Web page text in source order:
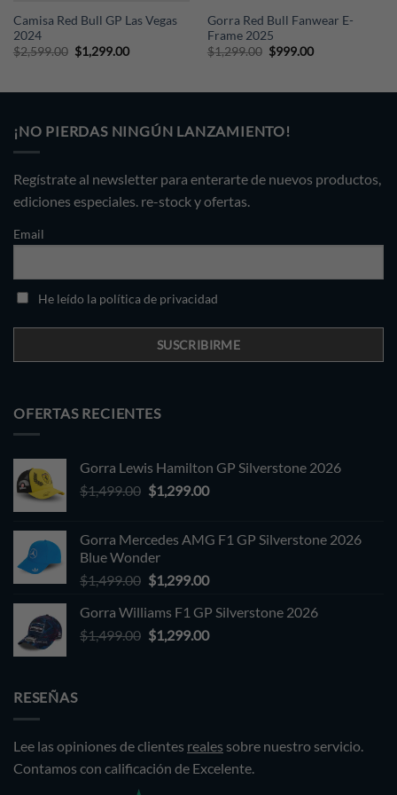
Camisa Red Bull GP Las Vegas
2024
$2,599.00 Original
price
$1,299.00Current
Gorra Red Bull Fanwear E-
Frame 2025
$1,299.00 Original
price
$999.00Current
¡NO PIERDAS NINGÚN LANZAMIENTO!
Regístrate al newsletter para enterarte de nuevos productos,
ediciones especiales. re-stock y ofertas.
Email
He leído la política de privacidad
OFERTAS RECIENTES
Gorra Lewis Hamilton GP Silverstone 2026
$1,499.00 Original
$1,499.00.
$1,299.00Current
$1,299.00.
Gorra Mercedes AMG F1 GP Silverstone 2026
Blue Wonder
$1,499.00 Original
was:
$1,499.00.
$1,299.00Current
is:
$1,299.00.
Gorra Williams F1 GP Silverstone 2026
$1,499.00 Original
$1,299.00Current
RESEÑAS
Lee las opiniones de clientes reales sobre nuestro servicio.
Contamos con calificación de Excelente.